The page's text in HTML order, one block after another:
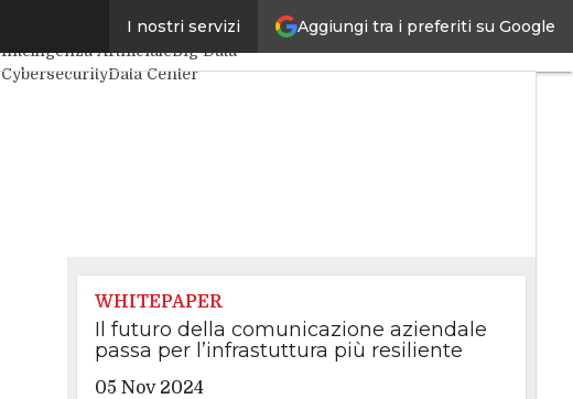
Aggiungi tra i preferiti su Google
I nostri servizi
Intelligenza ArtificialeBig Data
CybersecurityData Center
WHITEPAPER
Il futuro della comunicazione aziendale
passa per l’infrastuttura più resiliente
05 Nov 2024